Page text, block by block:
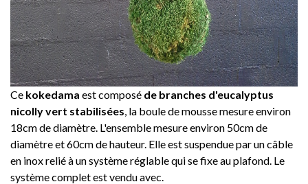
Ce kokedama est composé de branches d'eucalyptus
nicolly vert stabilisées , la boule de mousse mesure environ
18cm de diamètre. L'ensemble mesure environ 50cm de
diamètre et 60cm de hauteur. Elle est suspendue par un câble
en inox relié à un système réglable qui se fixe au plafond. Le
système complet est vendu avec.